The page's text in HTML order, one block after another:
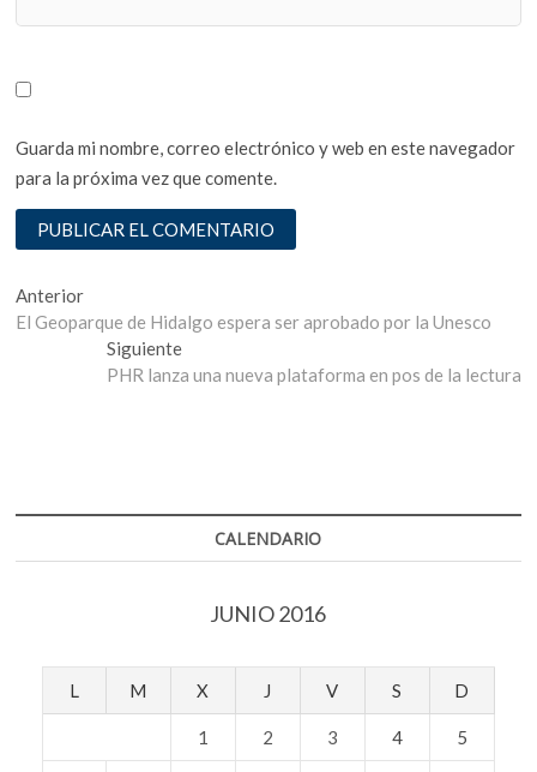
Guarda mi nombre, correo electrónico y web en este navegador
para la próxima vez que comente.
Navegación
de
entradas
AnteriorEntrada
anterior:
El Geoparque de Hidalgo espera ser aprobado por la Unesco
SiguienteEntrada
siguiente:
PHR lanza una nueva plataforma en pos de la lectura
CALENDARIO
JUNIO 2016
L M X J V S D
1 2 3 4 5